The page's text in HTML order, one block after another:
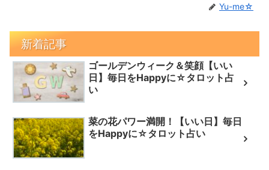
Yu-me☆
新着記事
ゴールデンウィーク＆笑顔【いい
日】毎日をHappyに☆タロット占
い
菜の花パワー満開！【いい日】毎日
をHappyに☆タロット占い